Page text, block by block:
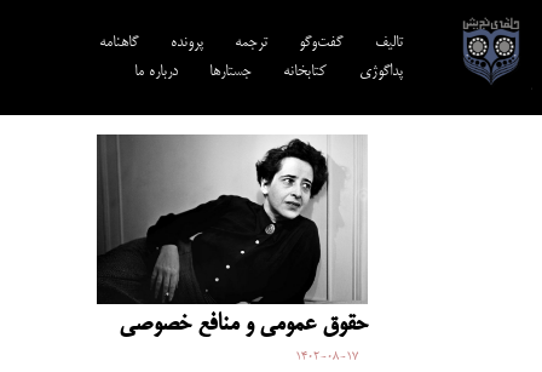
تالیف‎‌ گفت‌وگو ترجمه‌ پرونده
گاهنامه
پداگوژی
کتابخانه جستارها درباره ما
حقوق عمومی و منافع خصوصی
1402-08-17